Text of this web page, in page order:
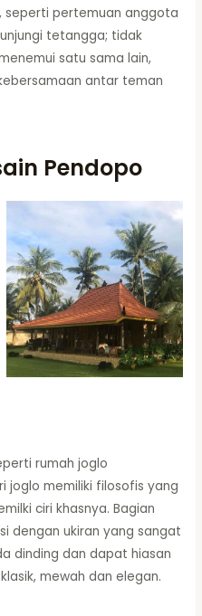
seperti pertemuan anggota
tetangga; tidak
satu sama lain,
antar teman
Pendopo
rumah joglo
joglo memiliki filosofis yang
ciri khasnya. Bagian
dengan ukiran yang sangat
dinding dan dapat hiasan
mewah dan elegan.